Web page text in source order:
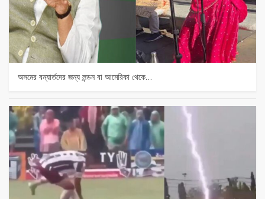
অসমের বন্যার্তদের জন্য লন্ডন বা আমেরিকা থেকে…